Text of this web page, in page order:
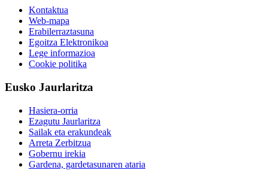
Kontaktua
Web-mapa
Erabilerraztasuna
Egoitza Elektronikoa
Lege informazioa
Cookie politika
Eusko Jaurlaritza
Hasiera-orria
Ezagutu Jaurlaritza
Sailak eta erakundeak
Arreta Zerbitzua
Gobernu irekia
Gardena, gardetasunaren ataria